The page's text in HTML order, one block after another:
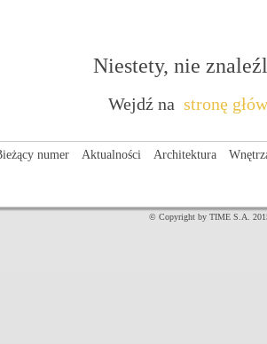
Niestety, nie
Wejdź na stronę
numer Aktualności Architektura
© Copyright by TIME S.A.